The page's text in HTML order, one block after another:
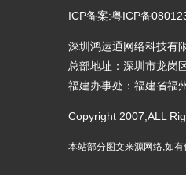
ICP备案:粤ICP备
深圳鸿运通网络科技有
总部地址：深圳市龙岗
福建办事处：福建省福
Copyright 2007,ALL
本站部分图文来源网络,如有